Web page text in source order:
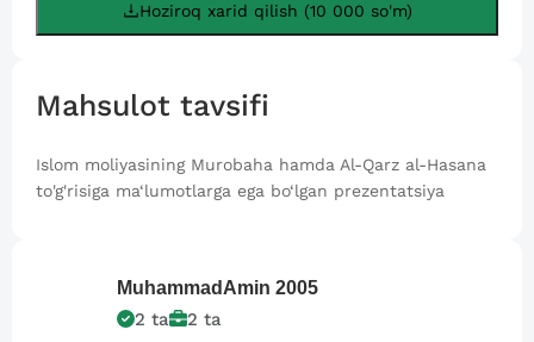
Hoziroq xarid qilish (10 000 so'm)
Mahsulot tavsifi
Islom moliyasining Murobaha hamda Al-Qarz al-Hasana
to'g'risiga ma‘lumotlarga ega bo‘lgan prezentatsiya
MuhammadAmin 2005
2 ta 2 ta